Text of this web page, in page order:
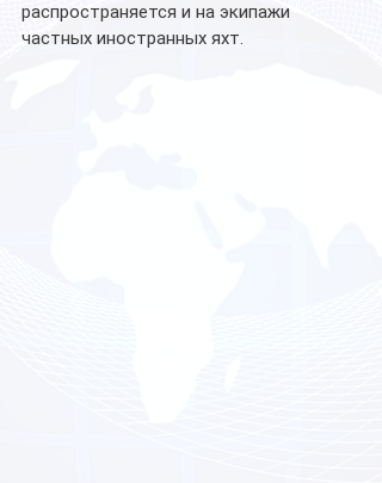
распространяется и на экипажи
частных иностранных яхт.